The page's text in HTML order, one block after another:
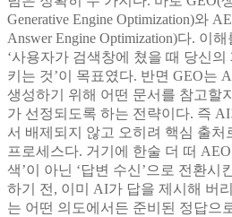
Generative Engine Optimization)와
Answer Engine Optimization)다. 이
‘사용자가 검색창에 쳤을 때 당신의
키는 것’이 목표였다. 반면 GEO는
생성하기 위해 어떤 문서를 참고할
가 선정되도록 하는 전략이다. 즉 AI
서 배제되지 않고 오히려 핵심 출처
프로세스다. 거기에 한술 더 떠
색’이 아닌 ‘답변 수신’으로 전환시
하기 전, 이미 AI가 답을 제시해 버
는 어떤 의도에서든 준비된 정답으